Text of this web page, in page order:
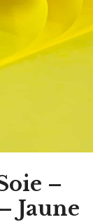
–
Jaune